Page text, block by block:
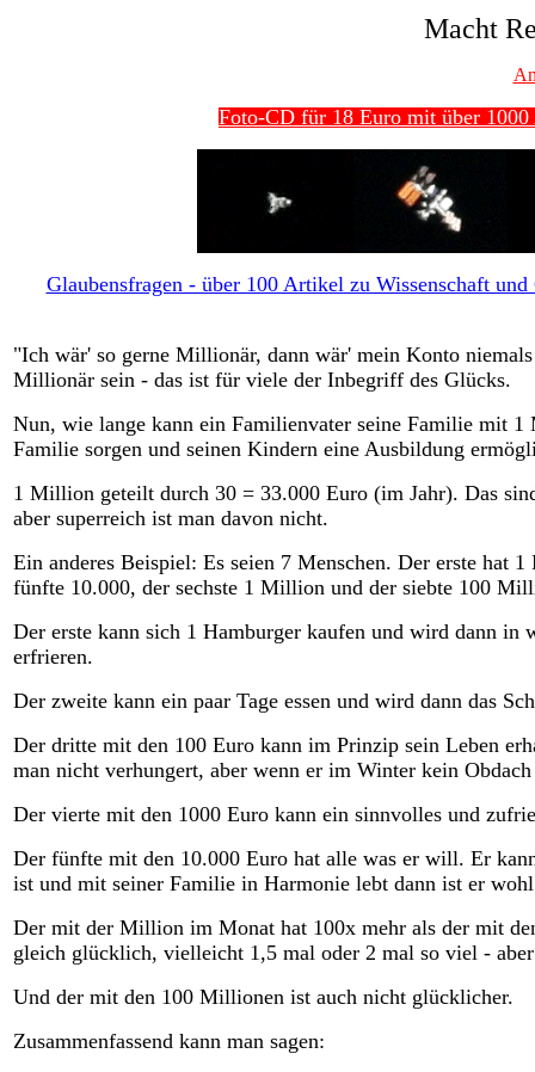
Macht
Foto-CD für 18 Euro mit über
Glaubensfragen - über 100 Artikel zu Wissenschaft
"Ich wär' so gerne Millionär, dann wär' mein Konto
Millionär sein - das ist für viele der Inbegriff des Glücks.
Nun, wie lange kann ein Familienvater seine Familie mit
Familie sorgen und seinen Kindern eine Ausbildung
1 Million geteilt durch 30 = 33.000 Euro (im Jahr). Das
aber superreich ist man davon nicht.
Ein anderes Beispiel: Es seien 7 Menschen. Der erste hat
fünfte 10.000, der sechste 1 Million und der siebte 100
Der erste kann sich 1 Hamburger kaufen und wird dann
erfrieren.
Der zweite kann ein paar Tage essen und wird dann das
Der dritte mit den 100 Euro kann im Prinzip sein Leben
man nicht verhungert, aber wenn er im Winter kein
Der vierte mit den 1000 Euro kann ein sinnvolles und
Der fünfte mit den 10.000 Euro hat alle was er will. Er
ist und mit seiner Familie in Harmonie lebt dann ist er
Der mit der Million im Monat hat 100x mehr als der mit
gleich glücklich, vielleicht 1,5 mal oder 2 mal so viel -
Und der mit den 100 Millionen ist auch nicht glücklicher.
Zusammenfassend kann man sagen: